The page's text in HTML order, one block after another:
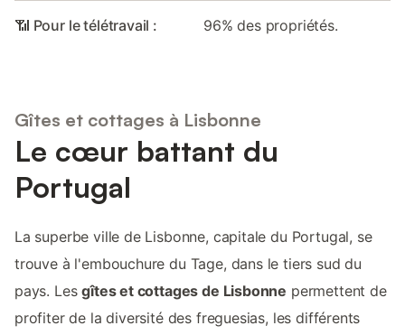
📶 Pour le télétravail : 96% des propriétés.
Gîtes et cottages à Lisbonne
Le cœur battant du
Portugal
La superbe ville de Lisbonne, capitale du Portugal, se
trouve à l'embouchure du Tage, dans le tiers sud du
pays. Lesgîtes et cottages de Lisbonne permettent de
profiter de la diversité des freguesias, les différents